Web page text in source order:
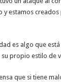
y estamos creados
es algo que
propio estilo de
que si tiene